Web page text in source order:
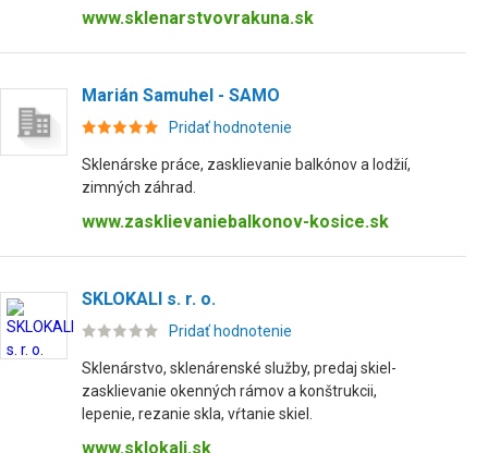
www.sklenarstvovrakuna.sk
Marián Samuhel - SAMO
Pridať hodnotenie
Sklenárske práce, zasklievanie balkónov a lodžií,
zimných záhrad.
www.zasklievaniebalkonov-kosice.sk
SKLOKALI s. r. o.
Pridať hodnotenie
Sklenárstvo, sklenárenské služby, predaj skiel-
zasklievanie okenných rámov a konštrukcii,
lepenie, rezanie skla, vŕtanie skiel.
www.sklokali.sk